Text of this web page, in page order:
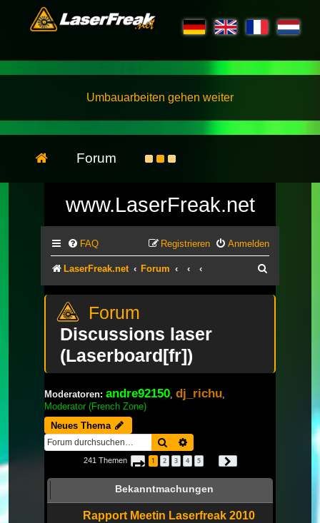
Umbauarbeiten gehen weiter
Forum
www.LaserFreak.net
FAQ Anmelden
Registrieren
LaserFreak.net Forum
Discussions laser
(Laserboard[fr])
Moderatoren: andre92150 dj_richu
Moderator (French Zone)
Neues Thema
Suche
241 Themen Seite 1von
1 2 3 4 5
Bekanntmachungen
Rapport Meetin Laserfreak 2010